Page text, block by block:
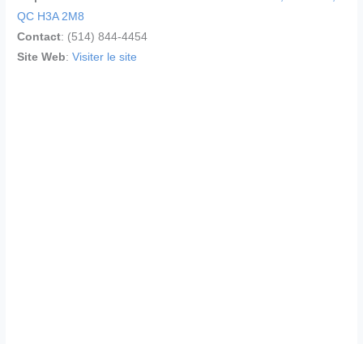
QC H3A 2M8
Contact: (514) 844-4454
Site Web:Visiter le site